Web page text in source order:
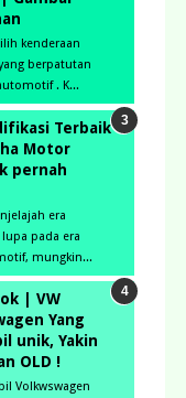
kenderaan
berpatutan
. K...
Terbaik
Motor
pernah
era
pada era
mungkin...
| VW
Yang
unik, Yakin
OLD !
Volkwswagen